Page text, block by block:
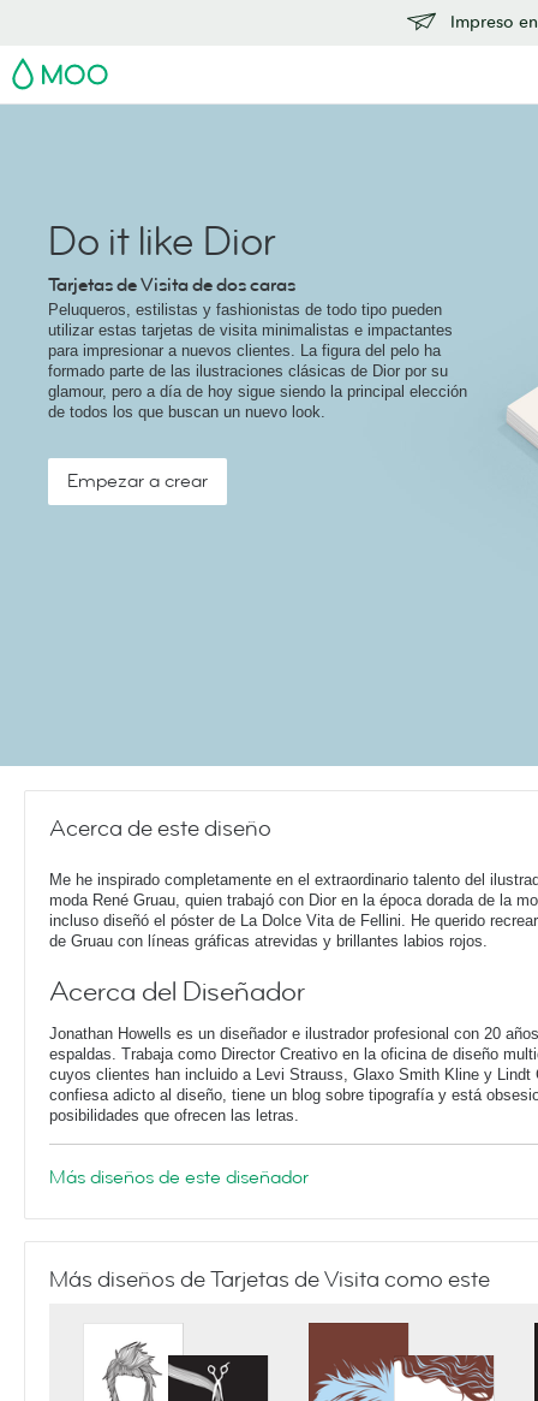
Impreso
MOO
Do it like Dior
Tarjetas de Visita de dos caras
Peluqueros, estilistas y fashionistas de todo tipo pueden
utilizar estas tarjetas de visita minimalistas e impactantes
para impresionar a nuevos clientes. La figura del pelo ha
formado parte de las ilustraciones clásicas de Dior por su
glamour, pero a día de hoy sigue siendo la principal elección
de todos los que buscan un nuevo look.
Empezar a crear
Acerca de este diseño
Me he inspirado completamente en el extraordinario talento del
moda René Gruau, quien trabajó con Dior en la época dorada de la
incluso diseñó el póster de La Dolce Vita de Fellini. He querido
de Gruau con líneas gráficas atrevidas y brillantes labios rojos.
Acerca del Diseñador
Jonathan Howells es un diseñador e ilustrador profesional con 20
espaldas. Trabaja como Director Creativo en la oficina de diseño
cuyos clientes han incluido a Levi Strauss, Glaxo Smith Kline y Lindt
confiesa adicto al diseño, tiene un blog sobre tipografía y está
posibilidades que ofrecen las letras.
Más diseños de este diseñador
Más diseños de Tarjetas de Visita como este